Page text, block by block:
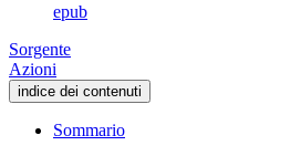
epub
Sorgente
Azioni
indice dei contenuti
Sommario